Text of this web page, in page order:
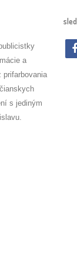
a
prifarbovania
s jediným